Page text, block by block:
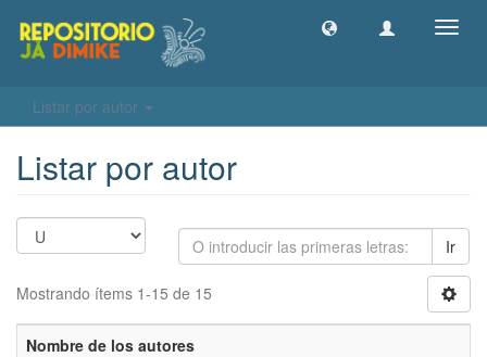
Listar por autor
Listar por autor
Ir
Mostrando ítems 1-15 de 15
Nombre de los autores